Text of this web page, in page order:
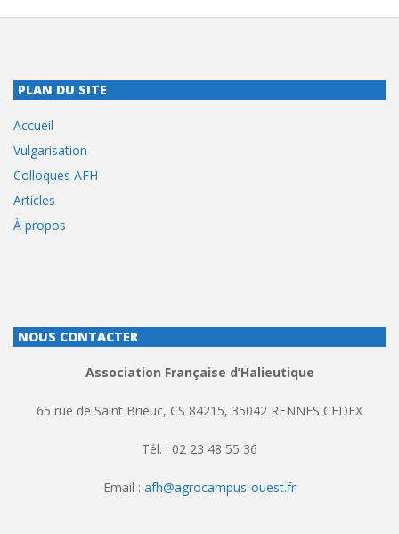
PLAN DU SITE
Accueil
Vulgarisation
Colloques AFH
Articles
À propos
NOUS CONTACTER
Association Française d’Halieutique
65 rue de Saint Brieuc, CS 84215, 35042 RENNES CEDEX
Tél. : 02 23 48 55 36
Email : afh@agrocampus-ouest.fr